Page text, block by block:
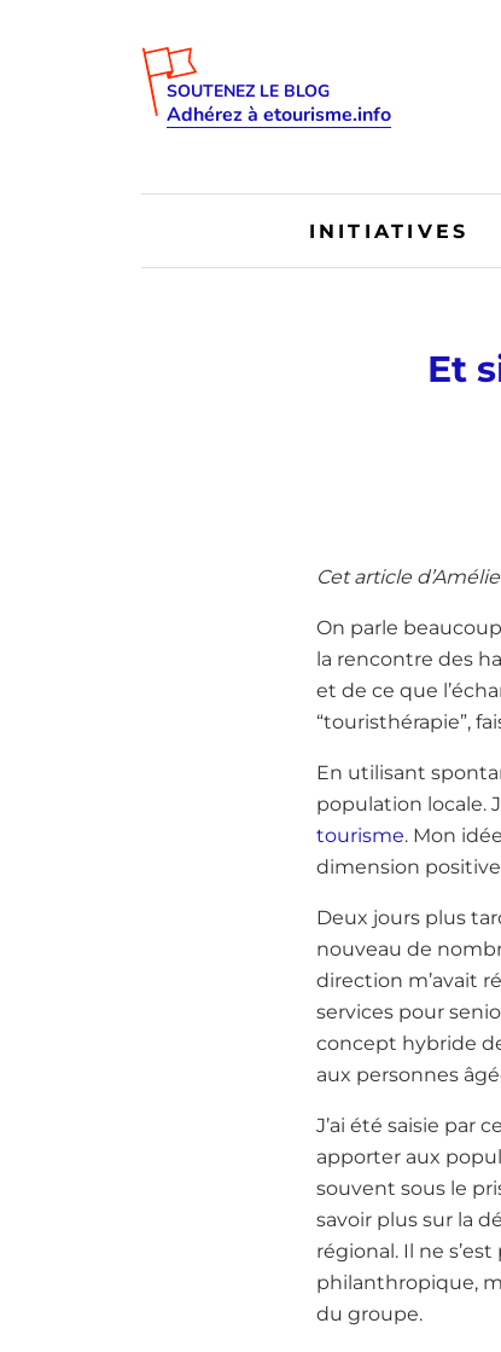
SOUTENEZ LE BLOG
Adhérez à etourisme.info
INITIATIVES
Et
Cet article
On parle
la rencontre des
et de ce que
“touristhérapie”,
En utilisant
population locale.
tourisme. Mon
dimension
Deux jours plus
nouveau de
direction m’avait
services pour
concept hybride
aux personnes
J’ai été saisie par
apporter aux
souvent sous le
savoir plus sur la
régional. Il ne
philanthropique,
du groupe.